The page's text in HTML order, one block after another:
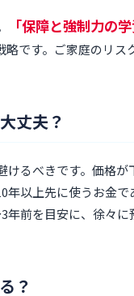
「保障と強制力の
略です。ご家庭のリス
丈夫？
けるべきです。価格
年以上先に使うお金
年前を目安に、徐々
？